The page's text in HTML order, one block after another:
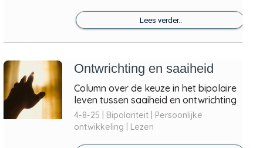
Lees verder..
Ontwrichting en saaiheid
Column over de keuze in het bipolaire
leven tussen saaiheid en ontwrichting
4-8-25 | Bipolariteit | Persoonlijke
ontwikkeling | Lezen